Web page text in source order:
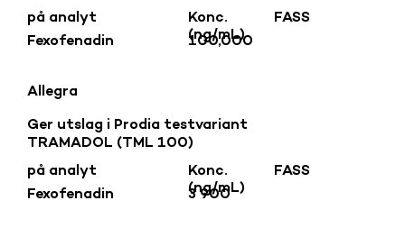
Fexofenadin 100,000
på analyt
Konc.
(ng/mL)
FASS
Allegra
Fexofenadin
TRAMADOL (TML 100)
3 900
på analyt
Konc.
(ng/mL)
Ger utslag i Prodia testvariant
FASS